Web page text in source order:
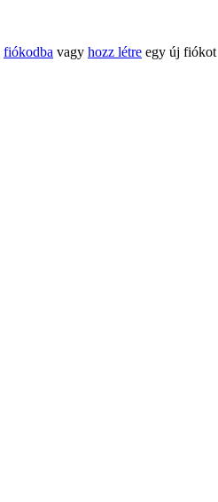
fiókodba vagy hozz létre egy új fiókot